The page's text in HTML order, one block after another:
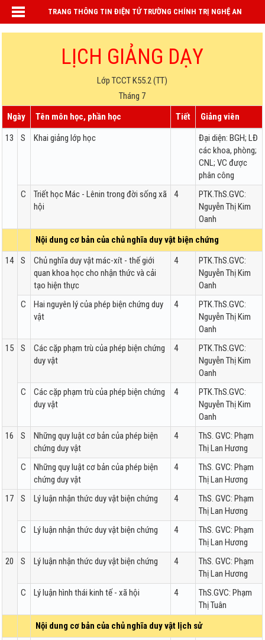
TRANG THÔNG TIN ĐIỆN TỬ TRƯỜNG CHÍNH TRỊ NGHỆ AN
LỊCH GIẢNG DẠY
Lớp TCCT K55.2 (TT)
Tháng 7
Ngày
Tên môn học, phần học Tiết
Giảng viên
13
S Khai giảng lớp học
Đại diện: BGH; LĐ
các khoa, phòng;
CNL; VC được
phân công
C
Triết học Mác - Lênin trong đời sống xã
hội
4
PTK.ThS.GVC:
Nguyễn Thị Kim
Oanh
Nội dung cơ bản của chủ nghĩa duy vật biện chứng
14
S
Chủ nghĩa duy vật mác-xít - thế giới
quan khoa học cho nhận thức và cải
tạo hiện thực
4
PTK.ThS.GVC:
Nguyễn Thị Kim
Oanh
C
Hai nguyên lý của phép biện chứng duy
vật
4
PTK.ThS.GVC:
Nguyễn Thị Kim
Oanh
15
S
Các cặp phạm trù của phép biện chứng
duy vật
4
PTK.ThS.GVC:
Nguyễn Thị Kim
Oanh
C
Các cặp phạm trù của phép biện chứng
duy vật
4
PTK.ThS.GVC:
Nguyễn Thị Kim
Oanh
16
S
Những quy luật cơ bản của phép biện
chứng duy vật
4
ThS. GVC: Phạm
Thị Lan Hương
C
Những quy luật cơ bản của phép biện
chứng duy vật
4
ThS. GVC: Phạm
Thị Lan Hương
17
S Lý luận nhận thức duy vật biện chứng 4
ThS. GVC: Phạm
Thị Lan Hương
C
Lý luận nhận thức duy vật biện chứng 4
ThS. GVC: Phạm
Thị Lan Hương
20
S Lý luận nhận thức duy vật biện chứng 4
ThS. GVC: Phạm
Thị Lan Hương
C
Lý luận hình thái kinh tế - xã hội 4
ThS.GVC: Phạm
Thị Tuân
Nội dung cơ bản của chủ nghĩa duy vật lịch sử